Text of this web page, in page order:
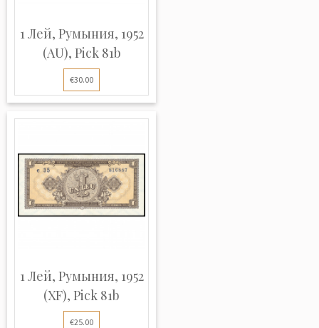
1 Лей, Румыния, 1952
(AU), Pick 81b
€30.00
1 Лей, Румыния, 1952
(XF), Pick 81b
€25.00